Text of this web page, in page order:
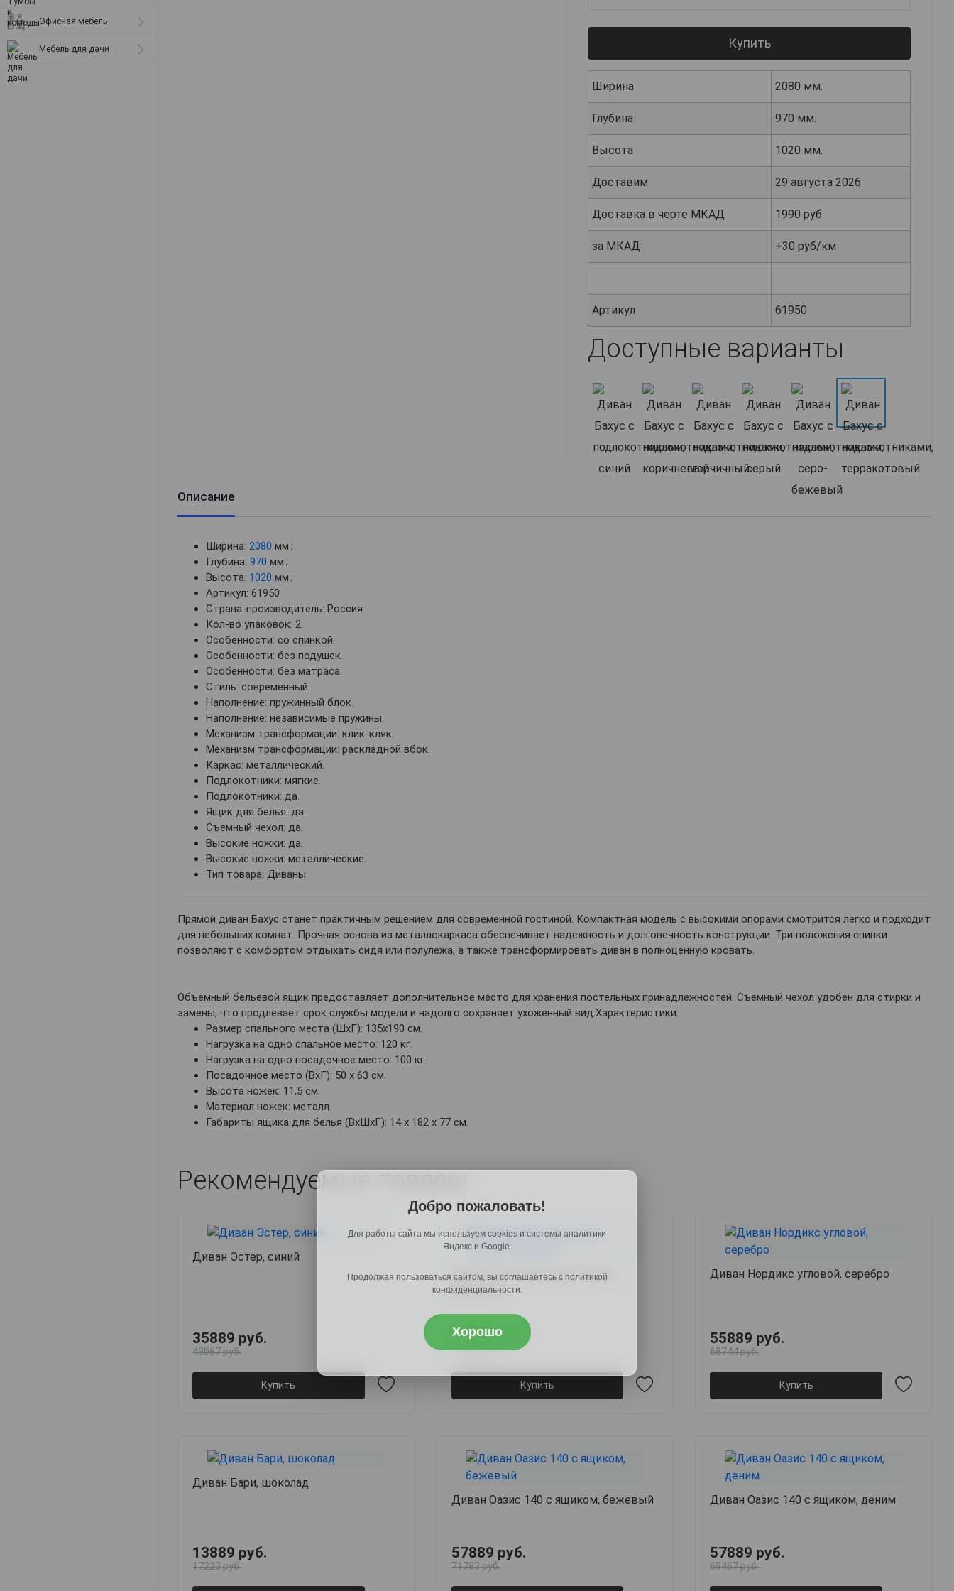
Офисная мебель
Мебель для дачи Купить
Ширина 2080 мм.
Глубина 970 мм.
Высота 1020 мм.
Доставим 29 августа 2026
Доставка в черте МКАД 1990 руб
за МКАД +30 руб/км
Артикул 61950
Доступные варианты
Описание
Ширина: 2080 мм.;
Глубина: 970 мм.;
Высота: 1020 мм.;
Артикул: 61950
Страна-производитель: Россия
Кол-во упаковок: 2.
Особенности: со спинкой.
Особенности: без подушек.
Особенности: без матраса.
Стиль: современный.
Наполнение: пружинный блок.
Наполнение: независимые пружины.
Механизм трансформации: клик-кляк.
Механизм трансформации: раскладной вбок.
Каркас: металлический.
Подлокотники: мягкие.
Подлокотники: да.
Ящик для белья: да.
Съемный чехол: да.
Высокие ножки: да.
Высокие ножки: металлические.
Тип товара: Диваны
Прямой диван Бахус станет практичным решением для современной гостиной. Компактная модель с высокими опорами смотрится легко и подходит
для небольших комнат. Прочная основа из металлокаркаса обеспечивает надежность и долговечность конструкции. Три положения спинки
позволяют с комфортом отдыхать сидя или полулежа, а также трансформировать диван в полноценную кровать.
Объемный бельевой ящик предоставляет дополнительное место для хранения постельных принадлежностей. Съемный чехол удобен для стирки и
замены, что продлевает срок службы модели и надолго сохраняет ухоженный вид.Характеристики:
Размер спального места (ШхГ): 135х190 см.
Нагрузка на одно спальное место: 120 кг.
Нагрузка на одно посадочное место: 100 кг.
Посадочное место (ВхГ): 50 х 63 см.
Высота ножек: 11,5 см.
Материал ножек: металл.
Габариты ящика для белья (ВхШхГ): 14 х 182 х 77 см.
Рекомендуемые товары
Диван Эстер, синий
35889 руб.
43067 руб.
Купить
Диван Дакс (рогожка), светло-
бежевый
16889 руб.
20605 руб.
Купить
Диван Нордикс угловой, серебро
55889 руб.
68744 руб.
Купить
Диван Бари, шоколад
13889 руб.
17223 руб.
Диван Оазис 140 с ящиком, бежевый
57889 руб.
71783 руб.
Диван Оазис 140 с ящиком, деним
57889 руб.
69467 руб.
Добро пожаловать!
Для работы сайта мы используем cookies и системы аналитики
Яндекс и Google.
Продолжая пользоваться сайтом, вы соглашаетесь с политикой
конфиденциальности.
Хорошо